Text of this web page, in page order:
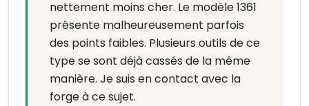
nettement moins cher. Le modèle 1361
présente malheureusement parfois
des points faibles. Plusieurs outils de ce
type se sont déjà cassés de la même
manière. Je suis en contact avec la
forge à ce sujet.